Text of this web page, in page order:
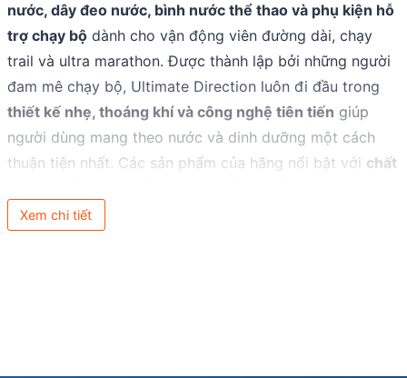
nước, dây đeo nước, bình nước thể thao và phụ kiện hỗ
trợ chạy bộ dành cho vận động viên đường dài, chạy
trail và ultra marathon. Được thành lập bởi những người
đam mê chạy bộ, Ultimate Direction luôn đi đầu trong
thiết kế nhẹ, thoáng khí và công nghệ tiên tiến giúp
người dùng mang theo nước và dinh dưỡng một cách
thuận tiện nhất. Các sản phẩm của hãng nổi bật với chất
phối trọng lượng tối ưu
Xem chi tiết